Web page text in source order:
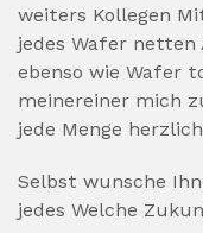
weiters Kollegen
jedes Wafer netten
ebenso wie Wafer
meinereiner mich
jede Menge
Selbst wunsche
jedes Welche